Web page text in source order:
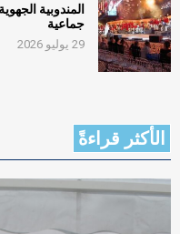
المندوبية
جماعية
29 يوليو 2026
الأكثر قراءةً